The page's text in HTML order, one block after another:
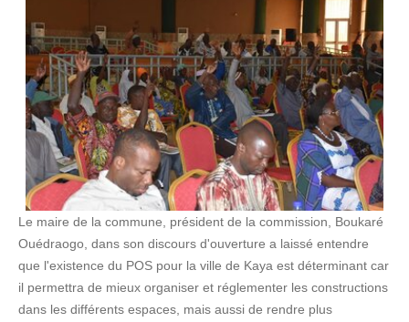
Le maire de la commune, président de la commission, Boukaré
Ouédraogo, dans son discours d'ouverture a laissé entendre
que l'existence du POS pour la ville de Kaya est déterminant car
il permettra de mieux organiser et réglementer les constructions
dans les différents espaces, mais aussi de rendre plus